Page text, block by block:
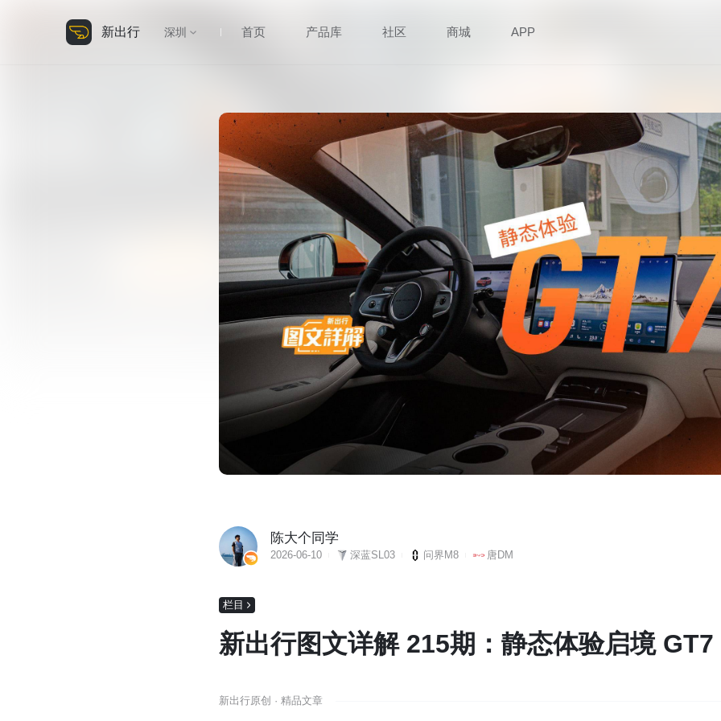
新出行 深圳 首页 产品库 社区 商城 APP
陈大个同学
2026-06-10 深蓝SL03 问界M8 唐DM
栏目
新出行图文详解 215期：静态体验启境 GT7
新出行原创 · 精品文章